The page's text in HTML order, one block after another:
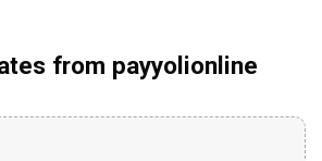
from payyolionline